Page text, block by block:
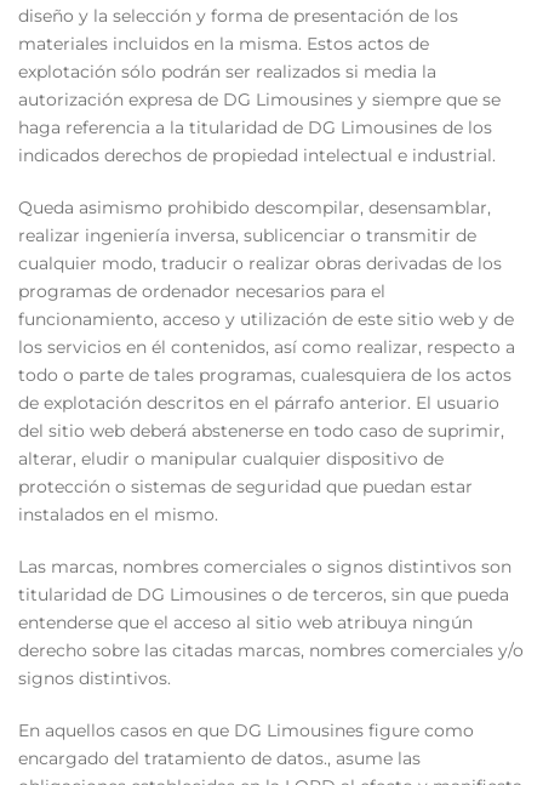
diseño y la selección y forma de presentación de los
materiales incluidos en la misma. Estos actos de
explotación sólo podrán ser realizados si media la
autorización expresa de DG Limousines y siempre que se
haga referencia a la titularidad de DG Limousines de los
indicados derechos de propiedad intelectual e industrial.
Queda asimismo prohibido descompilar, desensamblar,
realizar ingeniería inversa, sublicenciar o transmitir de
cualquier modo, traducir o realizar obras derivadas de los
programas de ordenador necesarios para el
funcionamiento, acceso y utilización de este sitio web y de
los servicios en él contenidos, así como realizar, respecto a
todo o parte de tales programas, cualesquiera de los actos
de explotación descritos en el párrafo anterior. El usuario
del sitio web deberá abstenerse en todo caso de suprimir,
alterar, eludir o manipular cualquier dispositivo de
protección o sistemas de seguridad que puedan estar
instalados en el mismo.
Las marcas, nombres comerciales o signos distintivos son
titularidad de DG Limousines o de terceros, sin que pueda
entenderse que el acceso al sitio web atribuya ningún
derecho sobre las citadas marcas, nombres comerciales y/o
signos distintivos.
En aquellos casos en que DG Limousines figure como
encargado del tratamiento de datos., asume las